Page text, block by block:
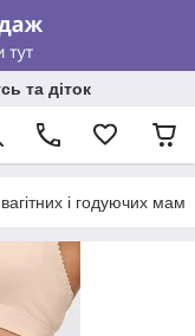
та діток
і годуючих мам